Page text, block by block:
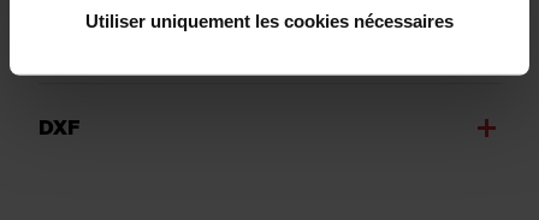
Utiliser uniquement les cookies nécessaires
DXF